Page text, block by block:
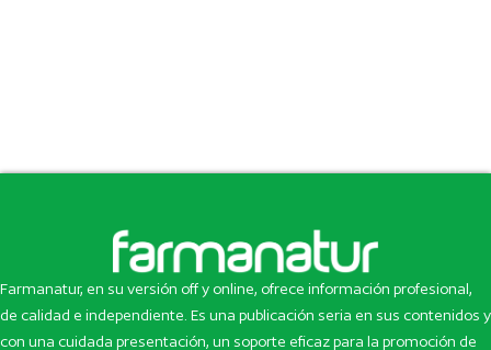
Farmanatur, en su versión off y online, ofrece información profesional,
de calidad e independiente. Es una publicación seria en sus contenidos y
con una cuidada presentación, un soporte eficaz para la promoción de